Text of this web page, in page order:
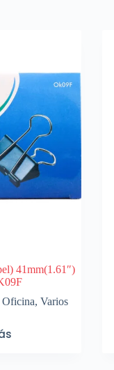
41mm(1.61″)
Oficina, Varios